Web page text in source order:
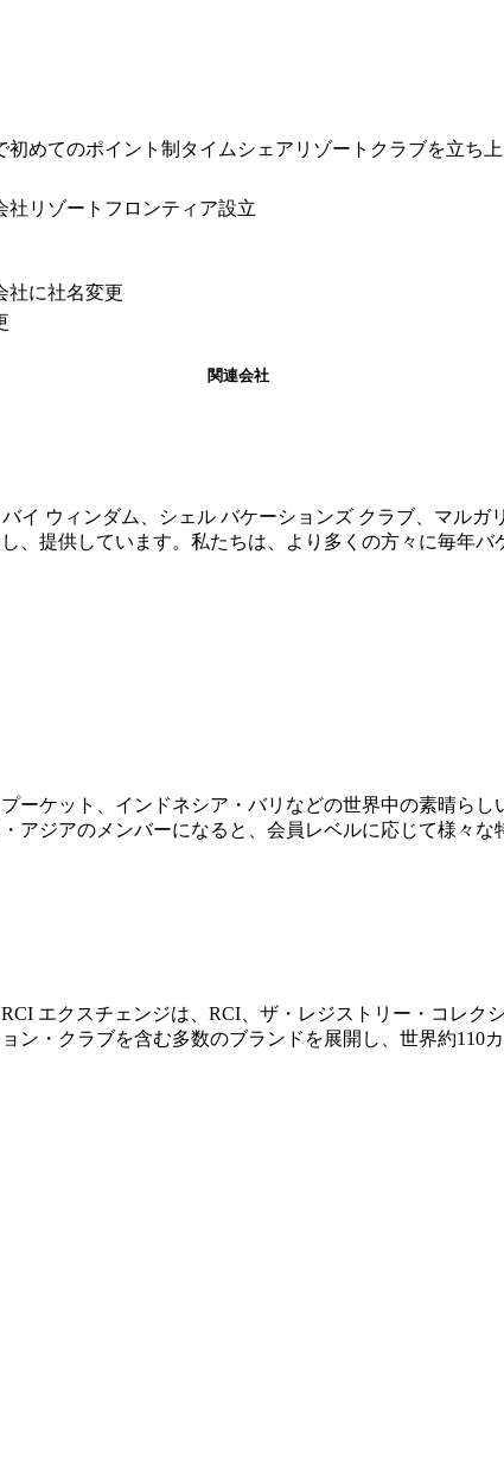
初めてのポイント制 タイム シェア リゾート クラブを立ち
社リゾートフロンティア設立
社に社名変更
関連会社
イ ウィンダム、シェル バケーションズ クラブ、マル
、提供しています。私たちは、より多くの方々に毎年
ーケット、インドネシア・バリなどの世界中の素晴ら
アジアのメンバーになると、会員レベルに応じて様々な
エクスチェンジは、RCI、ザ・レジストリー・コレ
ン・クラブを含む多数のブランドを展開し、世界約110